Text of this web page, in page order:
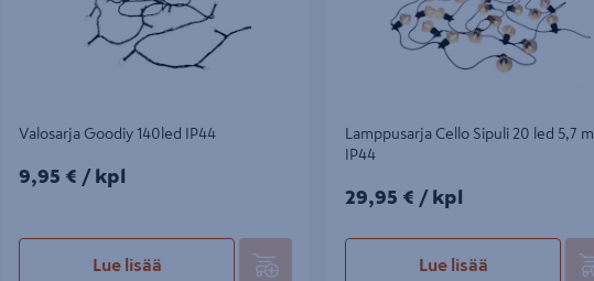
Valosarja Goodiy 140led IP44
9,95€/kpl
9,95 € / kpl
Lue lisää
Lamppusarja Cello Sipuli 20 led 5,7 m
IP44
29,95€/kpl
29,95 € / kpl
Lue lisää